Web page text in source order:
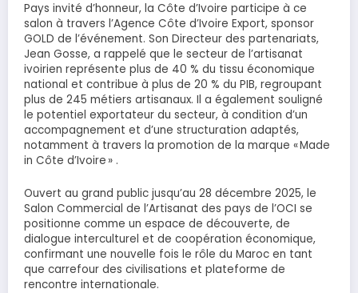
Pays invité d’honneur, la Côte d’Ivoire participe à ce
salon à travers l’Agence Côte d’Ivoire Export, sponsor
GOLD de l’événement. Son Directeur des partenariats,
Jean Gosse, a rappelé que le secteur de l’artisanat
ivoirien représente plus de 40 % du tissu économique
national et contribue à plus de 20 % du PIB, regroupant
plus de 245 métiers artisanaux. Il a également souligné
le potentiel exportateur du secteur, à condition d’un
accompagnement et d’une structuration adaptés,
notamment à travers la promotion de la marque « Made
in Côte d’Ivoire » .
Ouvert au grand public jusqu’au 28 décembre 2025, le
Salon Commercial de l’Artisanat des pays de l’OCI se
positionne comme un espace de découverte, de
dialogue interculturel et de coopération économique,
confirmant une nouvelle fois le rôle du Maroc en tant
que carrefour des civilisations et plateforme de
rencontre internationale.